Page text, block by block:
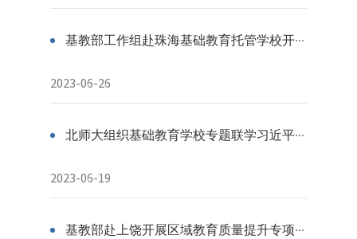
基教部工作组赴珠海基础教育托管学校开展主题教育专项调研
2023-06-26
北师大组织基础教育学校专题联学习近平总书记在中共中央政治局第五次集体学习时的重要讲话精神
2023-06-19
基教部赴上饶开展区域教育质量提升专项调研工作